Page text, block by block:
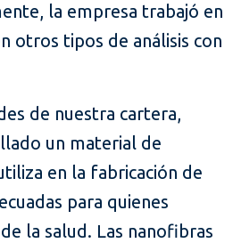
la empresa trabajó en
otros tipos de análisis con
de nuestra cartera,
un material de
en la fabricación de
para quienes
la salud. Las nanofibras